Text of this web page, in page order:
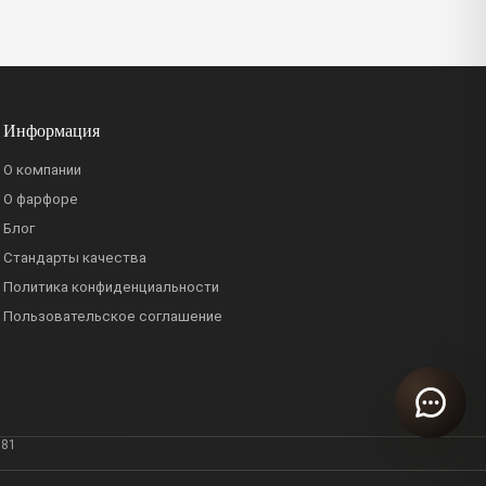
Информация
О компании
О фарфоре
Блог
Стандарты качества
Политика конфиденциальности
Пользовательское соглашение